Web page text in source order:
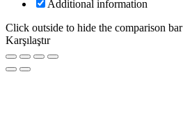
Additional information
Click outside to hide the comparison bar
Karşılaştır